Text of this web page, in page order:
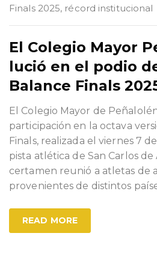
Finals 2025, récord institucional
El Colegio Mayor
lució en el podio
Balance Finals
El Colegio Mayor de
participación en la octava
Finals, realizada el viernes 7
pista atlética de San Carlos de
certamen reunió a atletas de
provenientes de distintos
READ MORE